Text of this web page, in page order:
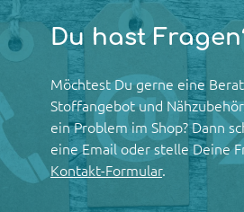
Du hast
Möchtest Du gerne eine
Stoffangebot und
ein Problem im Shop? Dann
eine Email oder stelle Deine
Kontakt-Formular.